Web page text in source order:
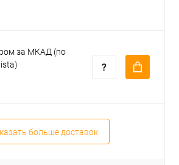
за МКАД (по
больше доставок